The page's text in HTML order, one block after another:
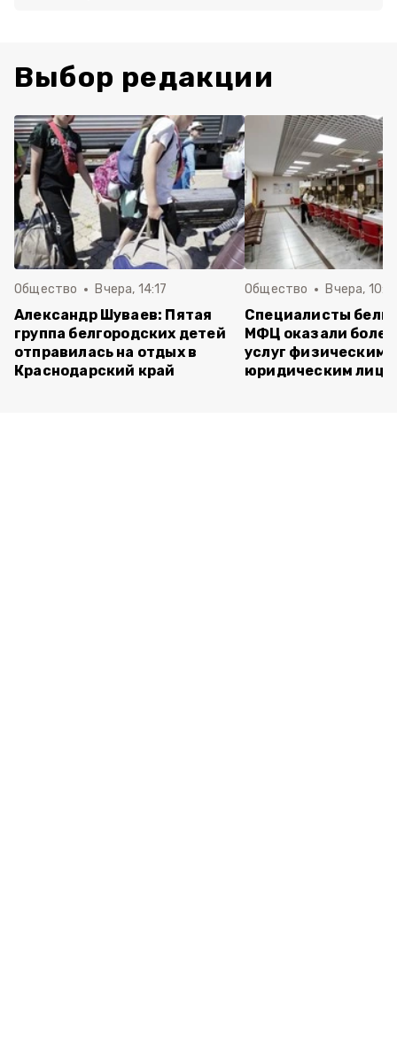
Выбор редакции
Общество Вчера, 14:17
Александр Шуваев: Пятая
группа белгородских детей
отправилась на отдых в
Краснодарский край
Общество Вчера, 10:17
Специалисты
МФЦ оказали
услуг физическим
юридическим